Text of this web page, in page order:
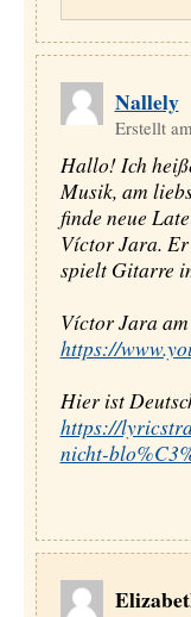
Nallely
Erstellt
Hallo! Ich
Musik, am
finde neue
Víctor Jara. Er
spielt Gitarre
Víctor Jara
https://
Hier ist
https://
nicht-